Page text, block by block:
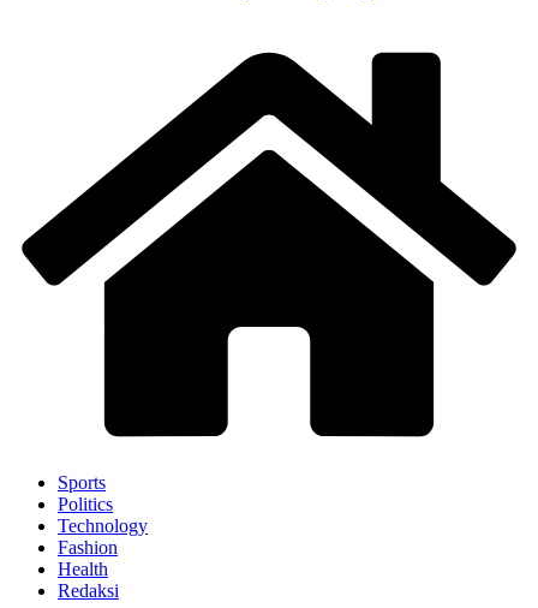
Sports
Politics
Technology
Fashion
Health
Redaksi